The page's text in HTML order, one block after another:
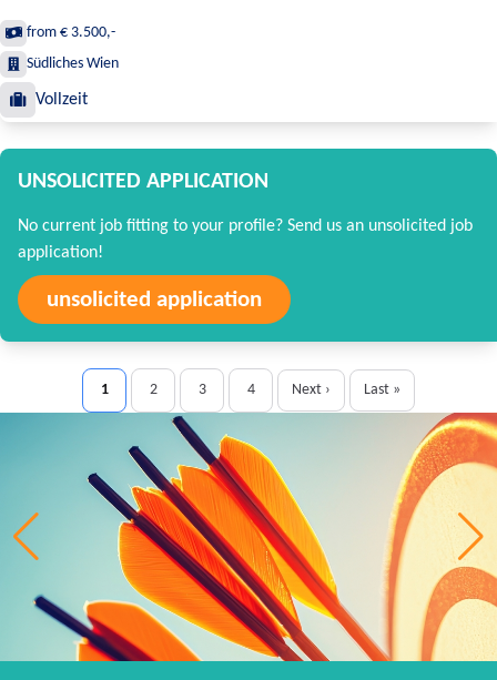
from € 3.500,-
Südliches Wien
Vollzeit
UNSOLICITED APPLICATION
No current job fitting to your profile? Send us an unsolicited job
application!
unsolicited application
1 2 3 4 Next › Last »